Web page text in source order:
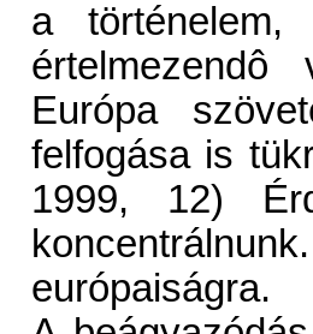
a történelem,
értelmezendô
Európa
felfogása is
1999, 12)
európaiságra.